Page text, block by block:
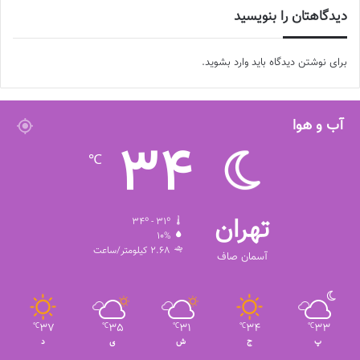
دیدگاهتان را بنویسید
برای نوشتن دیدگاه باید وارد بشوید.
آب و هوا
تهران
آسمان صاف
34
℃
34º - 31º
10%
2.68 کیلومتر/ساعت
33
℃
پ
34
℃
ج
31
℃
ش
35
℃
ی
37
℃
د